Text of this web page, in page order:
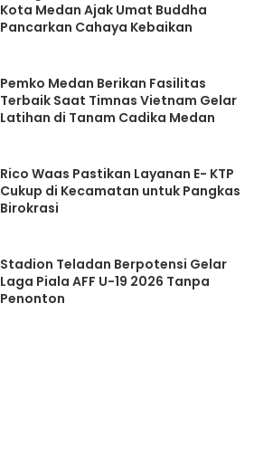
Kota Medan Ajak Umat Buddha
Pancarkan Cahaya Kebaikan
Pemko Medan Berikan Fasilitas
Terbaik Saat Timnas Vietnam Gelar
Latihan di Tanam Cadika Medan
Rico Waas Pastikan Layanan E- KTP
Cukup di Kecamatan untuk Pangkas
Birokrasi
Stadion Teladan Berpotensi Gelar
Laga Piala AFF U-19 2026 Tanpa
Penonton